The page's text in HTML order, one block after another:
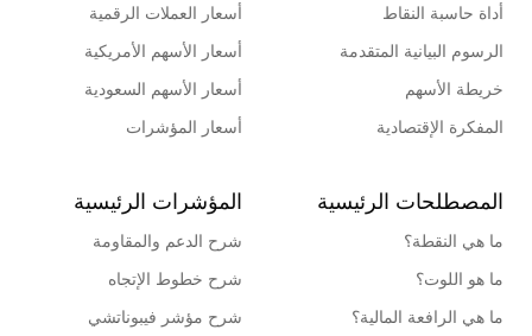
أداة حاسبة النقاط
الرسوم البيانية المتقدمة
خريطة الأسهم
المفكرة الإقتصادية
أسعار العملات الرقمية
أسعار الأسهم الأمريكية
أسعار الأسهم السعودية
أسعار المؤشرات
المصطلحات الرئيسية
ما هي النقطة؟
ما هو اللوت؟
ما هي الرافعة المالية؟
المؤشرات الرئيسية
شرح الدعم والمقاومة
شرح خطوط الإتجاه
شرح مؤشر فيبوناتشي